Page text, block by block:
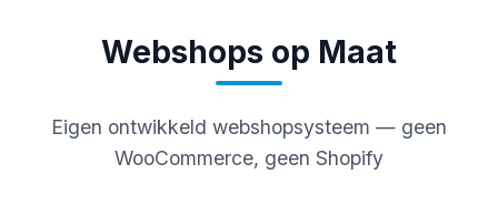
Webshops op Maat
Eigen ontwikkeld webshopsysteem — geen
WooCommerce, geen Shopify